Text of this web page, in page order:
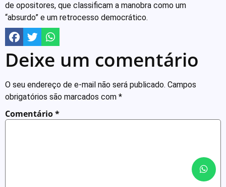
de opositores, que classificam a manobra como um
“absurdo” e um retrocesso democrático.
Deixe um comentário
O seu endereço de e-mail não será publicado. Campos
obrigatórios são marcados com *
Comentário*